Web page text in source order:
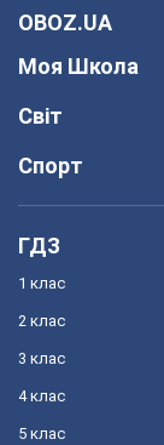
OBOZ.UA
Моя Школа
Світ
Спорт
ГДЗ
1 клас
2 клас
3 клас
4 клас
5 клас